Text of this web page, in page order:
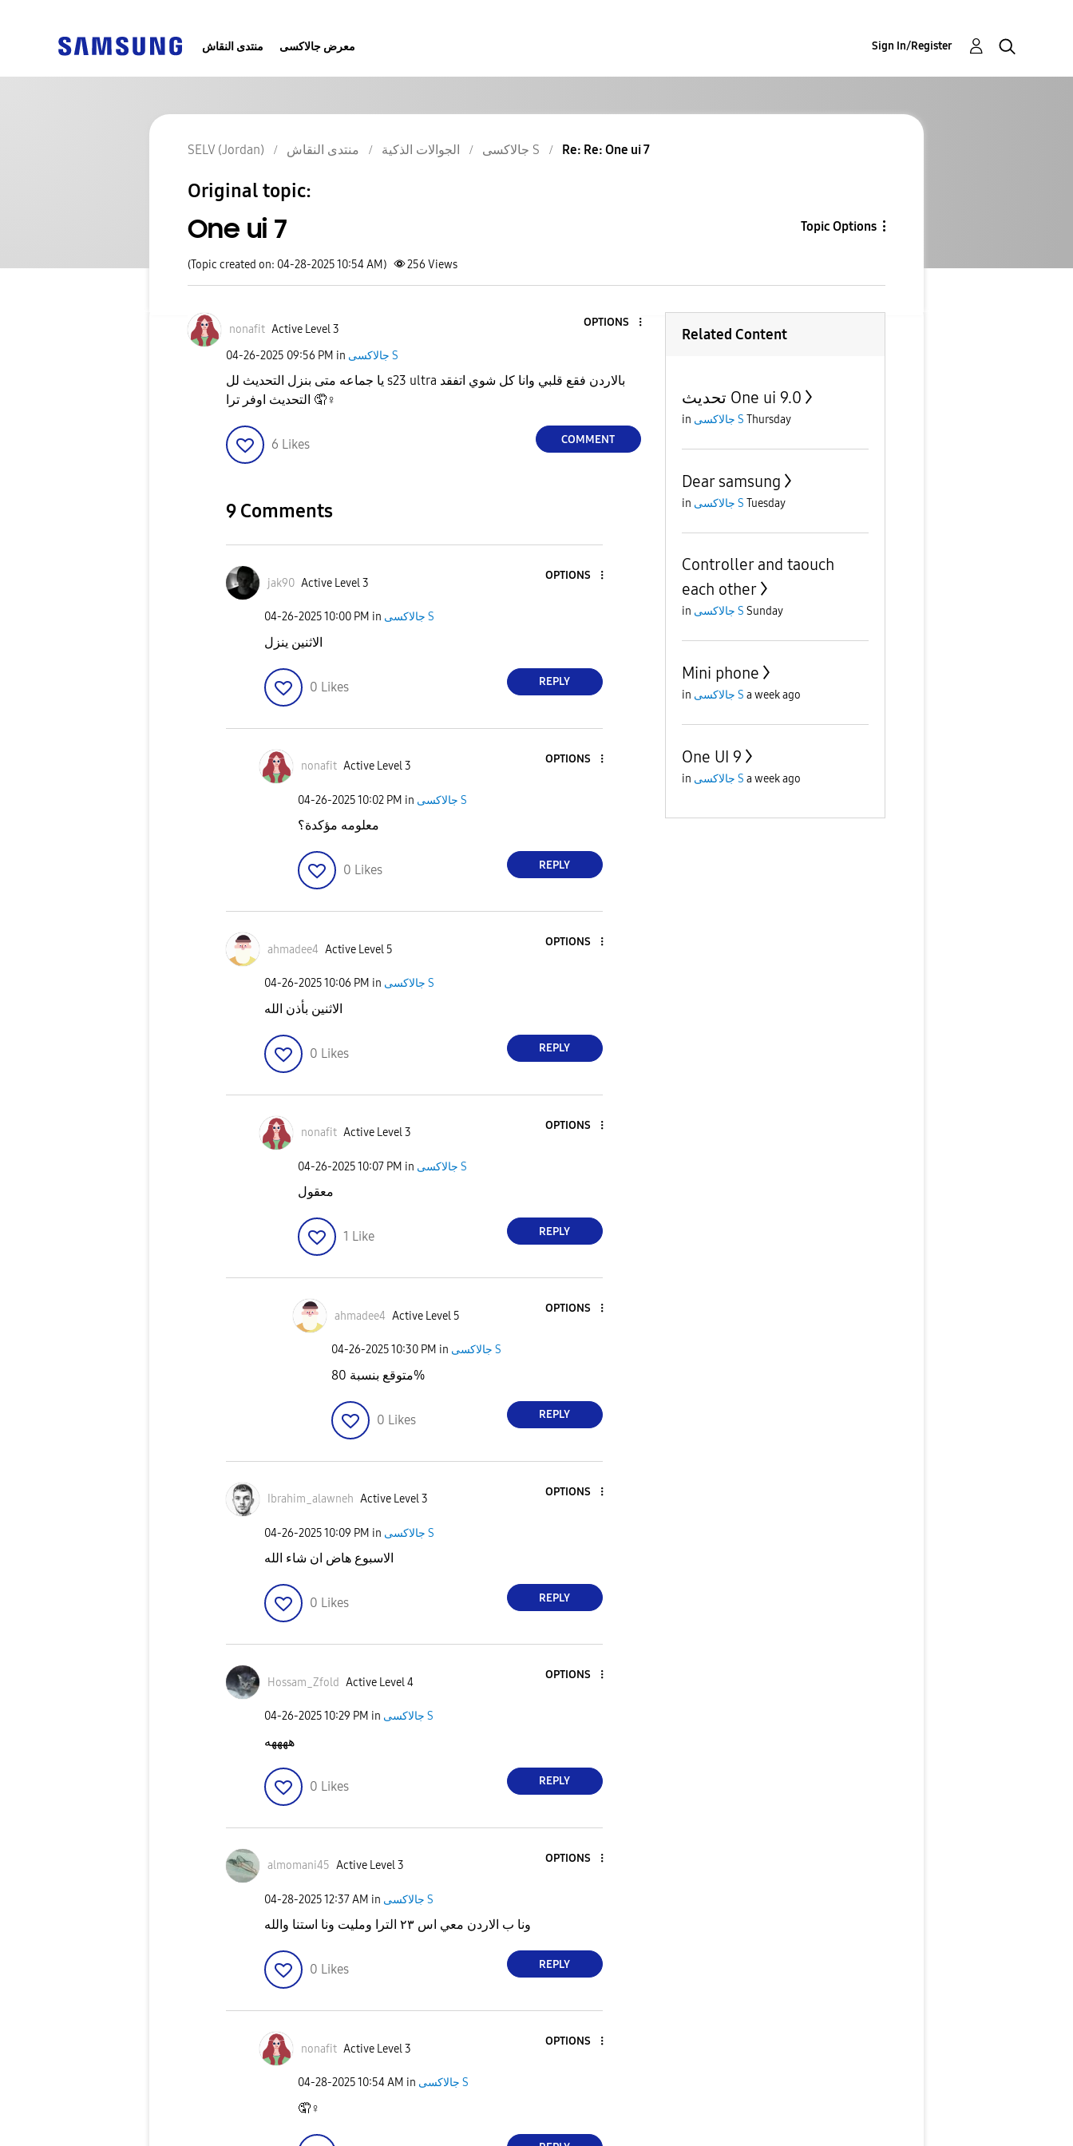
منتدى النقاش معرض جالاكسى Sign In/Register
SELV (Jordan) منتدى النقاش الجوالات الذكية جالاكسى S Re: Re: One ui 7
Original topic:
One ui 7 Topic Options
(Topic created on: 04-28-2025 10:54 AM) 256 Views
nonafit Active Level 3
OPTIONS
‎04-26-2025 09:56 PM in جالاكسى S
يا جماعه متى بنزل التحديث لل s23 ultra بالاردن فقع قلبي وانا كل شوي اتفقد
التحديث اوفر ترا 🤦‍♀️
6 Likes COMMENT
9 Comments
jak90 Active Level 3
OPTIONS
‎04-26-202510:00 PM in جالاكسى S
الاثنين ينزل
0 Likes REPLY
nonafit Active Level 3
OPTIONS
‎04-26-202510:02 PM in جالاكسى S
معلومه مؤكدة؟
0 Likes REPLY
ahmadee4 Active Level 5
OPTIONS
‎04-26-202510:06 PM in جالاكسى S
الاثنين بأذن الله
0 Likes REPLY
nonafit Active Level 3
OPTIONS
‎04-26-202510:07 PM in جالاكسى S
معقول
1 Like REPLY
ahmadee4 Active Level 5
OPTIONS
‎04-26-202510:30 PM in جالاكسى S
متوقع بنسبة 80%
0 Likes REPLY
Ibrahim_alawneh Active Level 3
OPTIONS
‎04-26-202510:09 PM in جالاكسى S
الاسبوع هاض ان شاء الله
0 Likes REPLY
Hossam_Zfold Active Level 4
OPTIONS
‎04-26-202510:29 PM in جالاكسى S
ههههه
0 Likes REPLY
almomani45 Active Level 3
OPTIONS
‎04-28-202512:37 AM in جالاكسى S
ونا ب الاردن معي اس ٢٣ الترا ومليت ونا استنا والله
0 Likes REPLY
nonafit Active Level 3
OPTIONS
‎04-28-202510:54 AM in جالاكسى S
🤦‍♀️
Related Content
تحديث One ui 9.0
in جالاكسى S Thursday
Dear samsung
in جالاكسى S Tuesday
Controller and taouch
each other
in جالاكسى S Sunday
Mini phone
in جالاكسى S a week ago
One UI 9
in جالاكسى S a week ago